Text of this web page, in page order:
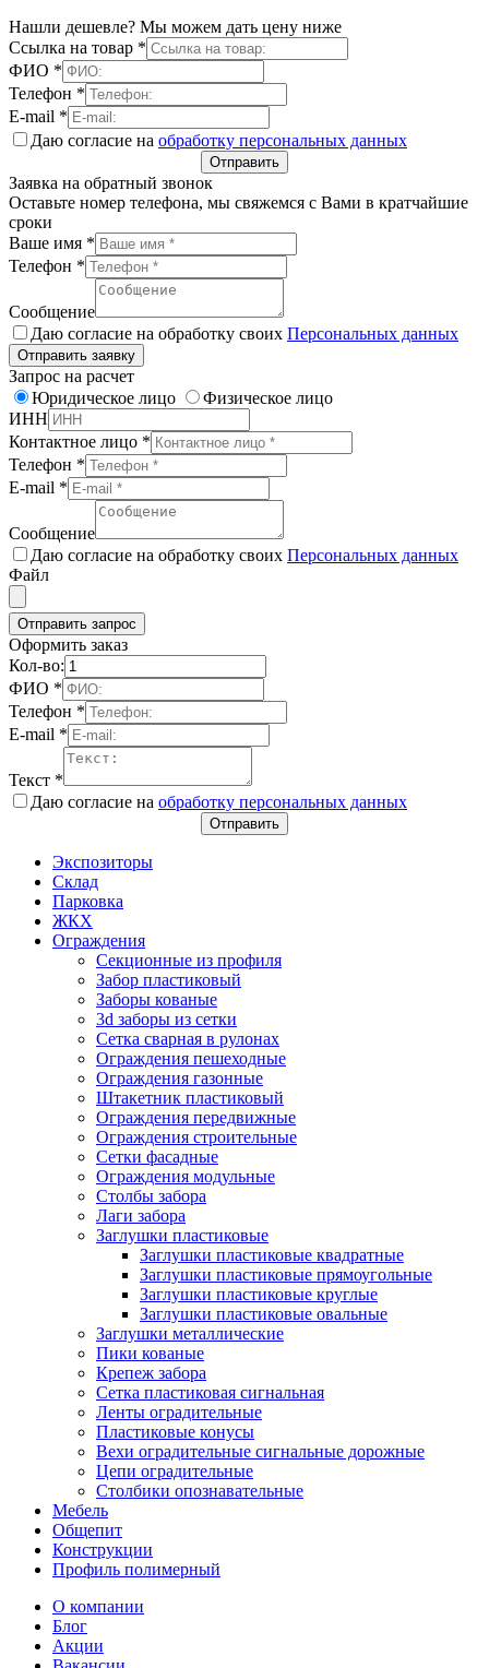
Нашли дешевле? Мы можем дать цену ниже
Ссылка на товар *
ФИО *
Телефон *
E-mail *
Даю согласие на обработку персональных данных
Отправить
Заявка на обратный звонок
Оставьте номер телефона, мы свяжемся с Вами в кратчайшие
сроки
Ваше имя *
Телефон *
Сообщение
Даю согласие на обработку своих Персональных данных
Отправить заявку
Запрос на расчет
Юридическое лицо
Физическое лицо
ИНН
Контактное лицо *
Телефон *
E-mail *
Сообщение
Даю согласие на обработку своих Персональных данных
Файл
Отправить запрос
Оформить заказ
Кол-во:
ФИО *
Телефон *
E-mail *
Текст *
Даю согласие на обработку персональных данных
Отправить
Экспозиторы
Склад
Парковка
ЖКХ
Ограждения
Секционные из профиля
Забор пластиковый
Заборы кованые
3d заборы из сетки
Сетка сварная в рулонах
Ограждения пешеходные
Ограждения газонные
Штакетник пластиковый
Ограждения передвижные
Ограждения строительные
Сетки фасадные
Ограждения модульные
Столбы забора
Лаги забора
Заглушки пластиковые
Заглушки пластиковые квадратные
Заглушки пластиковые прямоугольные
Заглушки пластиковые круглые
Заглушки пластиковые овальные
Заглушки металлические
Пики кованые
Крепеж забора
Сетка пластиковая сигнальная
Ленты оградительные
Пластиковые конусы
Вехи оградительные сигнальные дорожные
Цепи оградительные
Столбики опознавательные
Мебель
Общепит
Конструкции
Профиль полимерный
О компании
Блог
Акции